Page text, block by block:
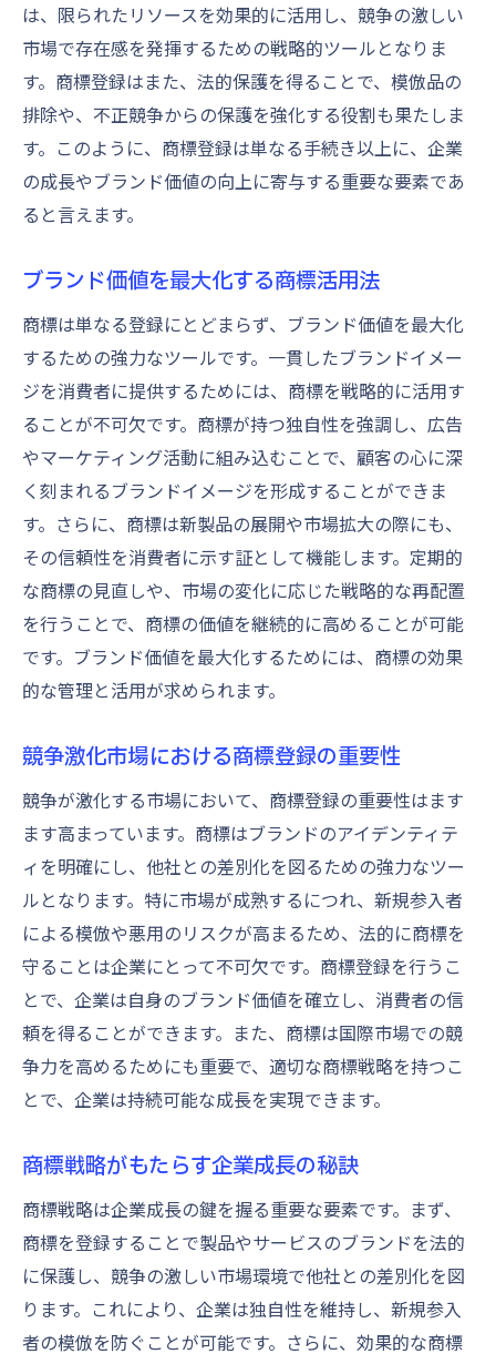
は、限られたリソースを効果的に活用し、競争の激しい
市場で存在感を発揮するための戦略的ツールとなりま
す。商標登録はまた、法的保護を得ることで、模倣品の
排除や、不正競争からの保護を強化する役割も果たしま
す。このように、商標登録は単なる手続き以上に、企業
の成長やブランド価値の向上に寄与する重要な要素であ
ると言えます。
ブランド価値を最大化する商標活用法
商標は単なる登録にとどまらず、ブランド価値を最大化
するための強力なツールです。一貫したブランドイメー
ジを消費者に提供するためには、商標を戦略的に活用す
ることが不可欠です。商標が持つ独自性を強調し、広告
やマーケティング活動に組み込むことで、顧客の心に深
く刻まれるブランドイメージを形成することができま
す。さらに、商標は新製品の展開や市場拡大の際にも、
その信頼性を消費者に示す証として機能します。定期的
な商標の見直しや、市場の変化に応じた戦略的な再配置
を行うことで、商標の価値を継続的に高めることが可能
です。ブランド価値を最大化するためには、商標の効果
的な管理と活用が求められます。
競争激化市場における商標登録の重要性
競争が激化する市場において、商標登録の重要性はます
ます高まっています。商標はブランドのアイデンティテ
ィを明確にし、他社との差別化を図るための強力なツー
ルとなります。特に市場が成熟するにつれ、新規参入者
による模倣や悪用のリスクが高まるため、法的に商標を
守ることは企業にとって不可欠です。商標登録を行うこ
とで、企業は自身のブランド価値を確立し、消費者の信
頼を得ることができます。また、商標は国際市場での競
争力を高めるためにも重要で、適切な商標戦略を持つこ
とで、企業は持続可能な成長を実現できます。
商標戦略がもたらす企業成長の秘訣
商標戦略は企業成長の鍵を握る重要な要素です。まず、
商標を登録することで製品やサービスのブランドを法的
に保護し、競争の激しい市場環境で他社との差別化を図
ります。これにより、企業は独自性を維持し、新規参入
者の模倣を防ぐことが可能です。さらに、効果的な商標